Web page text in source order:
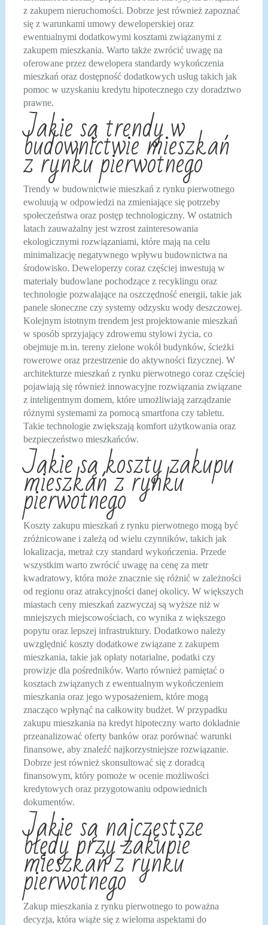
z zakupem nieruchomości. Dobrze jest również zapoznać
się z warunkami umowy deweloperskiej oraz
ewentualnymi dodatkowymi kosztami związanymi z
zakupem mieszkania. Warto także zwrócić uwagę na
oferowane przez dewelopera standardy wykończenia
mieszkań oraz dostępność dodatkowych usług takich jak
pomoc w uzyskaniu kredytu hipotecznego czy doradztwo
prawne.
Jakie są trendy w
budownictwie mieszkań
z rynku pierwotnego
Trendy w budownictwie mieszkań z rynku pierwotnego
ewoluują w odpowiedzi na zmieniające się potrzeby
społeczeństwa oraz postęp technologiczny. W ostatnich
latach zauważalny jest wzrost zainteresowania
ekologicznymi rozwiązaniami, które mają na celu
minimalizację negatywnego wpływu budownictwa na
środowisko. Deweloperzy coraz częściej inwestują w
materiały budowlane pochodzące z recyklingu oraz
technologie pozwalające na oszczędność energii, takie jak
panele słoneczne czy systemy odzysku wody deszczowej.
Kolejnym istotnym trendem jest projektowanie mieszkań
w sposób sprzyjający zdrowemu stylowi życia, co
obejmuje m.in. tereny zielone wokół budynków, ścieżki
rowerowe oraz przestrzenie do aktywności fizycznej. W
architekturze mieszkań z rynku pierwotnego coraz częściej
pojawiają się również innowacyjne rozwiązania związane
z inteligentnym domem, które umożliwiają zarządzanie
różnymi systemami za pomocą smartfona czy tabletu.
Takie technologie zwiększają komfort użytkowania oraz
bezpieczeństwo mieszkańców.
Jakie są koszty zakupu
mieszkań z rynku
pierwotnego
Koszty zakupu mieszkań z rynku pierwotnego mogą być
zróżnicowane i zależą od wielu czynników, takich jak
lokalizacja, metraż czy standard wykończenia. Przede
wszystkim warto zwrócić uwagę na cenę za metr
kwadratowy, która może znacznie się różnić w zależności
od regionu oraz atrakcyjności danej okolicy. W większych
miastach ceny mieszkań zazwyczaj są wyższe niż w
mniejszych miejscowościach, co wynika z większego
popytu oraz lepszej infrastruktury. Dodatkowo należy
uwzględnić koszty dodatkowe związane z zakupem
mieszkania, takie jak opłaty notarialne, podatki czy
prowizje dla pośredników. Warto również pamiętać o
kosztach związanych z ewentualnym wykończeniem
mieszkania oraz jego wyposażeniem, które mogą
znacząco wpłynąć na całkowity budżet. W przypadku
zakupu mieszkania na kredyt hipoteczny warto dokładnie
przeanalizować oferty banków oraz porównać warunki
finansowe, aby znaleźć najkorzystniejsze rozwiązanie.
Dobrze jest również skonsultować się z doradcą
finansowym, który pomoże w ocenie możliwości
kredytowych oraz przygotowaniu odpowiednich
dokumentów.
Jakie są najczęstsze
błędy przy zakupie
mieszkań z rynku
pierwotnego
Zakup mieszkania z rynku pierwotnego to poważna
decyzja, która wiąże się z wieloma aspektami do